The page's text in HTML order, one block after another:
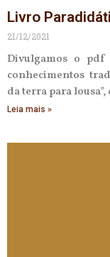
Livro
21/12/2021
Divulgamos o
conhecimentos
da terra para
Leia mais »